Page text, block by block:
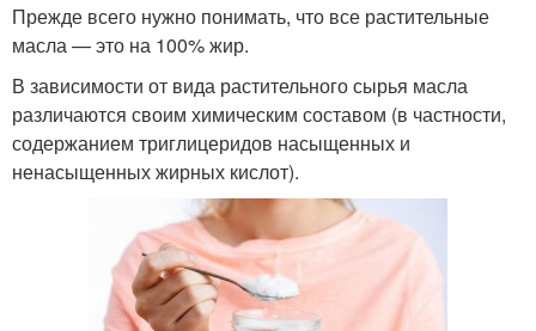
Прежде всего нужно понимать, что все растительные
масла — это на 100% жир.
В зависимости от вида растительного сырья масла
различаются своим химическим составом (в частности,
содержанием триглицеридов насыщенных и
ненасыщенных жирных кислот).